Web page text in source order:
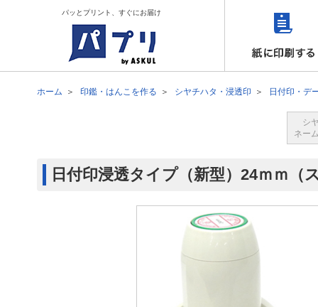
パッとプリント、すぐにお届け
ホーム 印鑑・はんこを作る シヤチハタ・浸透印 日付印・デ
シ
ネー
日付印浸透タイプ（新型）24ｍｍ（